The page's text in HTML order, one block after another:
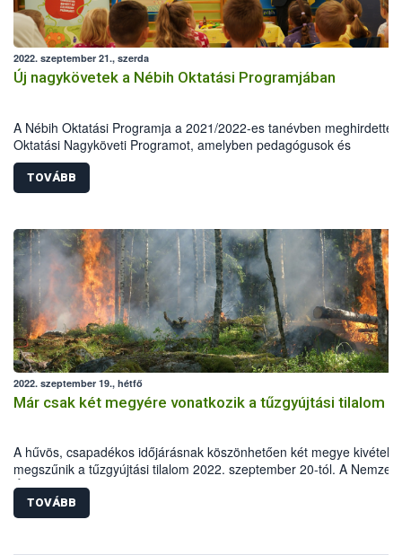
2022. szeptember 21., szerda
Új nagykövetek a Nébih Oktatási Programjában
A Nébih Oktatási Programja a 2021/2022-es tanévben meghirdette
Oktatási Nagyköveti Programot, amelyben pedagógusok és
természettudományos végzettségű szakemberek vehettek részt. A 3
legaktívabb résztvevőt mintegy félszáz jelentkező közül választották
Fodor Aliz, Miklós Andrea, valamint Pusztai-Pikó Boglárka összesen
kiérdemelték az Oktatási Nagyköveti címet.
TOVÁBB
2022. szeptember 19., hétfő
Már csak két megyére vonatkozik a tűzgyújtási tilalom
A hűvös, csapadékos időjárásnak köszönhetően két megye
megszűnik a tűzgyújtási tilalom 2022. szeptember 20-tól. A Nemzeti
Élelmiszerlánc-biztonsági Hivatal (Nébih) felhívja a lakosság
hogy legyenek fokozottan körültekintőek, Magyarországon ugyanis
erdőtüzek 99 százalékát emberi mulasztás okozza.
TOVÁBB